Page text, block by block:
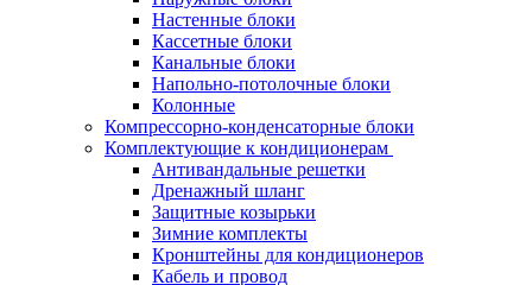
Настенные блоки
Кассетные блоки
Канальные блоки
Напольно-потолочные блоки
Колонные
Компрессорно-конденсаторные блоки
Комплектующие к кондиционерам
Антивандальные решетки
Дренажный шланг
Защитные козырьки
Зимние комплекты
Кронштейны для кондиционеров
Кабель и провод